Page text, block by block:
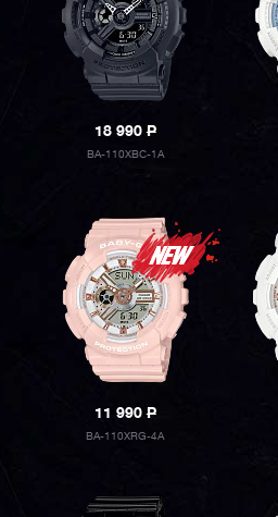
18 990P
BA-110XBC-1A
11 990P
BA-110XRG-4A